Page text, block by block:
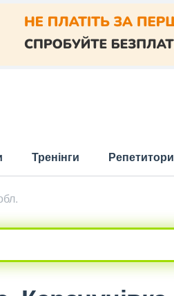
Тренінги Репетитори